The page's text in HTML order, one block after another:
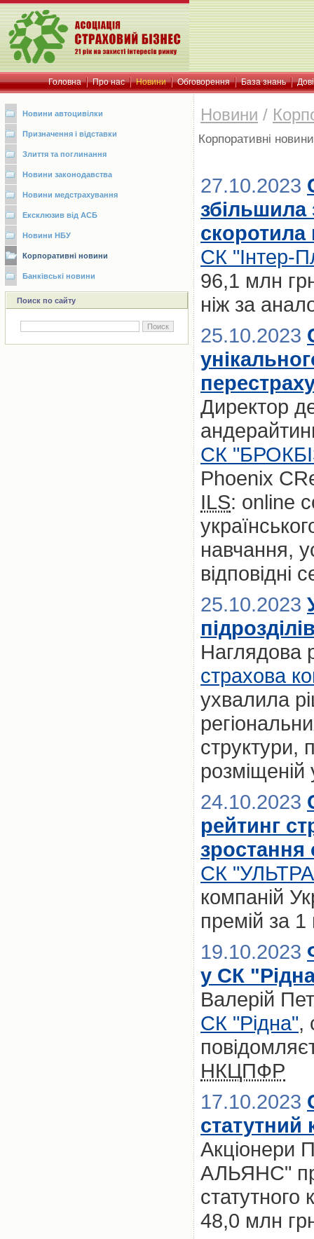
Головна Про нас Новини Обговорення База знань
Новини автоцивілки
Призначення і відставки
Злиття та поглинання
Новини законодавства
Новини медстрахування
Ексклюзив від АСБ
Новини НБУ
Корпоративні новини
Банківські новини
Поиск по сайту
Новини /
Корпоративні новини
27.10.2023
збільшила
скоротила
СК "Інтер-
96,1 млн
ніж за
25.10.2023
Директор
СК
Phoenix
ILS: online
навчання,
відповідні
25.10.2023
Наглядова
страхова
ухвалила
структури,
24.10.2023
рейтинг
зростання
СК
компаній
премій за 1
19.10.2023
у СК
Валерій
СК "Рідна",
НКЦПФР
17.10.2023
статутний
Акціонери
АЛЬЯНС"
48,0 млн